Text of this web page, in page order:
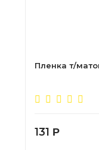
Пленка т/
131 Р